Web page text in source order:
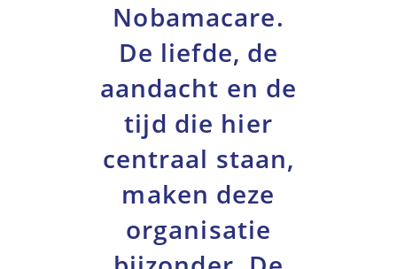
Nobamacare.
De liefde, de
aandacht en de
tijd die hier
centraal staan,
maken deze
organisatie